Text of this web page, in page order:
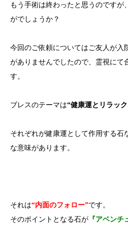
もう手術は終わったと思うのですが
がでしょうか？
今回のご依頼についてはご友人が入
がありませんでしたので、霊視にて
す。
ブレスのテーマは“健康運とリラッ
それぞれが健康運として作用する石
な意味があります。
それは“内面のフォロー”です。
そのポイントとなる石が 『アベンチ